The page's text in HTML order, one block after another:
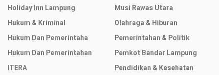
Holiday Inn Lampung
Hukum & Kriminal
Hukum Dan Pemerintaha
Hukum Dan Pemerintahan
ITERA
Musi Rawas Utara
Olahraga & Hiburan
Pemerintahan & Politik
Pemkot Bandar Lampung
Pendidikan & Kesehatan